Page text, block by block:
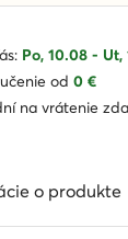
Po, 10.08 - Ut,
od 0 €
na vrátenie
o produkte